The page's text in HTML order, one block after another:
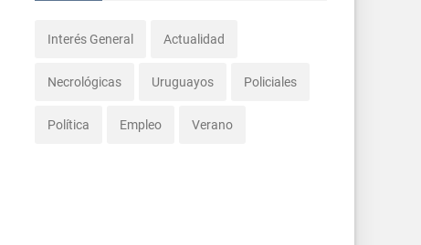
Interés General Actualidad
Necrológicas Uruguayos Policiales
Política Empleo Verano